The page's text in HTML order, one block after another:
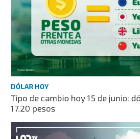
DÓLAR HOY
Tipo de cambio hoy 15 de junio:
17.20 pesos